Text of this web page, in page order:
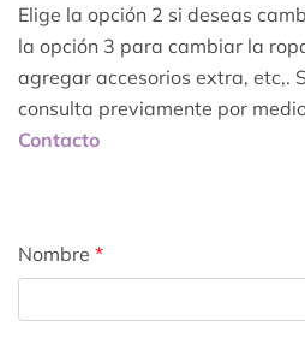
Elige la opción 2 si deseas
la opción 3 para cambiar la
agregar accesorios extra, etc,.
consulta previamente por
Contacto
Nombre *